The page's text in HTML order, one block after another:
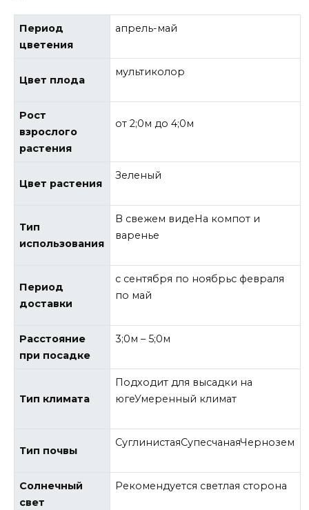
Период
цветения
апрель-май
Цвет плода
мультиколор
Рост
взрослого
растения
от 2;0м до 4;0м
Цвет растения
Зеленый
Тип
использования
В свежем видеНа компот и
варенье
Период
доставки
с сентября по ноябрьс февраля
по май
Расстояние
при посадке
3;0м – 5;0м
Тип климата
Подходит для высадки на
югеУмеренный климат
Тип почвы
СуглинистаяСупесчанаяЧернозем
Солнечный
свет
Рекомендуется светлая сторона